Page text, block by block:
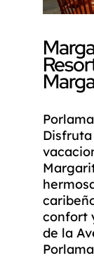
confort
de la